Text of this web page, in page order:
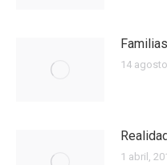
14
1 abril,